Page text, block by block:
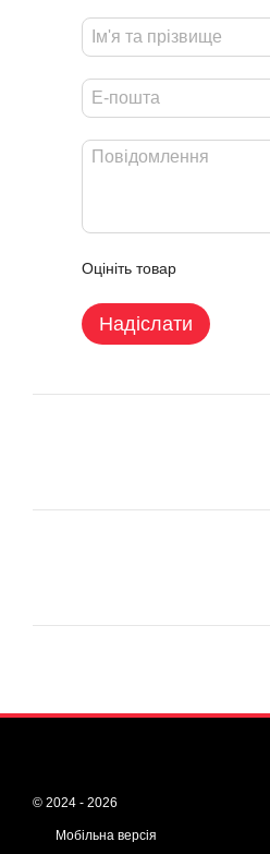
Оцініть товар
Надіслати
© 2024 - 2026
Мобільна версія